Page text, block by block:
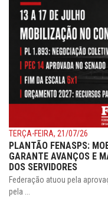
TERÇA-FEIRA, 21/07/26
PLANTÃO FENASPS:
GARANTE AVANÇOS E
DOS SERVIDORES
Federação atuou pela
pela ...